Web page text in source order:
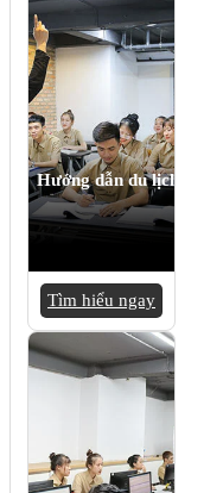
Hướng dẫn du lịch
Tìm hiểu ngay